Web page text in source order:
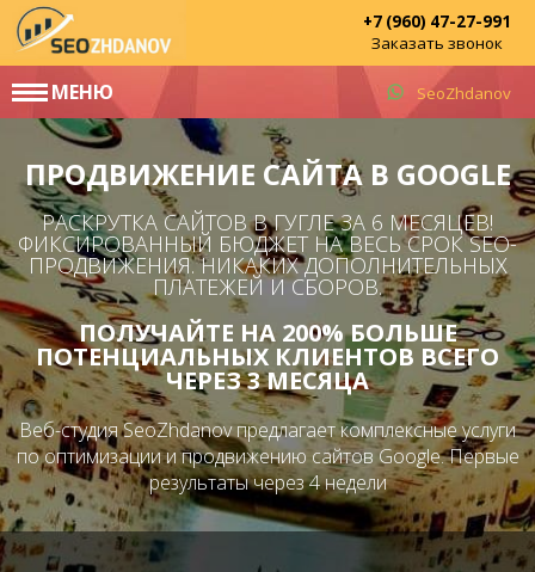
SeoZhdanov
+7 (960) 47-27-991
Заказать звонок
МЕНЮ
ПРОДВИЖЕНИЕ САЙТА В GOOGLE
РАСКРУТКА САЙТОВ В ГУГЛЕ ЗА 6 МЕСЯЦЕВ!
ФИКСИРОВАННЫЙ БЮДЖЕТ НА ВЕСЬ СРОК SEO-
ПРОДВИЖЕНИЯ. НИКАКИХ ДОПОЛНИТЕЛЬНЫХ
ПЛАТЕЖЕЙ И СБОРОВ.
ПОЛУЧАЙТЕ НА 200% БОЛЬШЕ
ПОТЕНЦИАЛЬНЫХ КЛИЕНТОВ ВСЕГО
ЧЕРЕЗ 3 МЕСЯЦА
Веб-студия SeoZhdanov предлагает комплексные услуги
по оптимизации и продвижению сайтов Google. Первые
результаты через 4 недели